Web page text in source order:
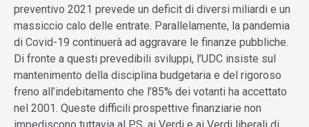
preventivo 2021 prevede un deficit di diversi miliardi e un
massiccio calo delle entrate. Parallelamente, la pandemia
di Covid-19 continuerà ad aggravare le finanze pubbliche.
Di fronte a questi prevedibili sviluppi, l’UDC insiste sul
mantenimento della disciplina budgetaria e del rigoroso
freno all’indebitamento che l’85% dei votanti ha accettato
nel 2001. Queste difficili prospettive finanziarie non
impediscono tuttavia al PS, ai Verdi e ai Verdi liberali di